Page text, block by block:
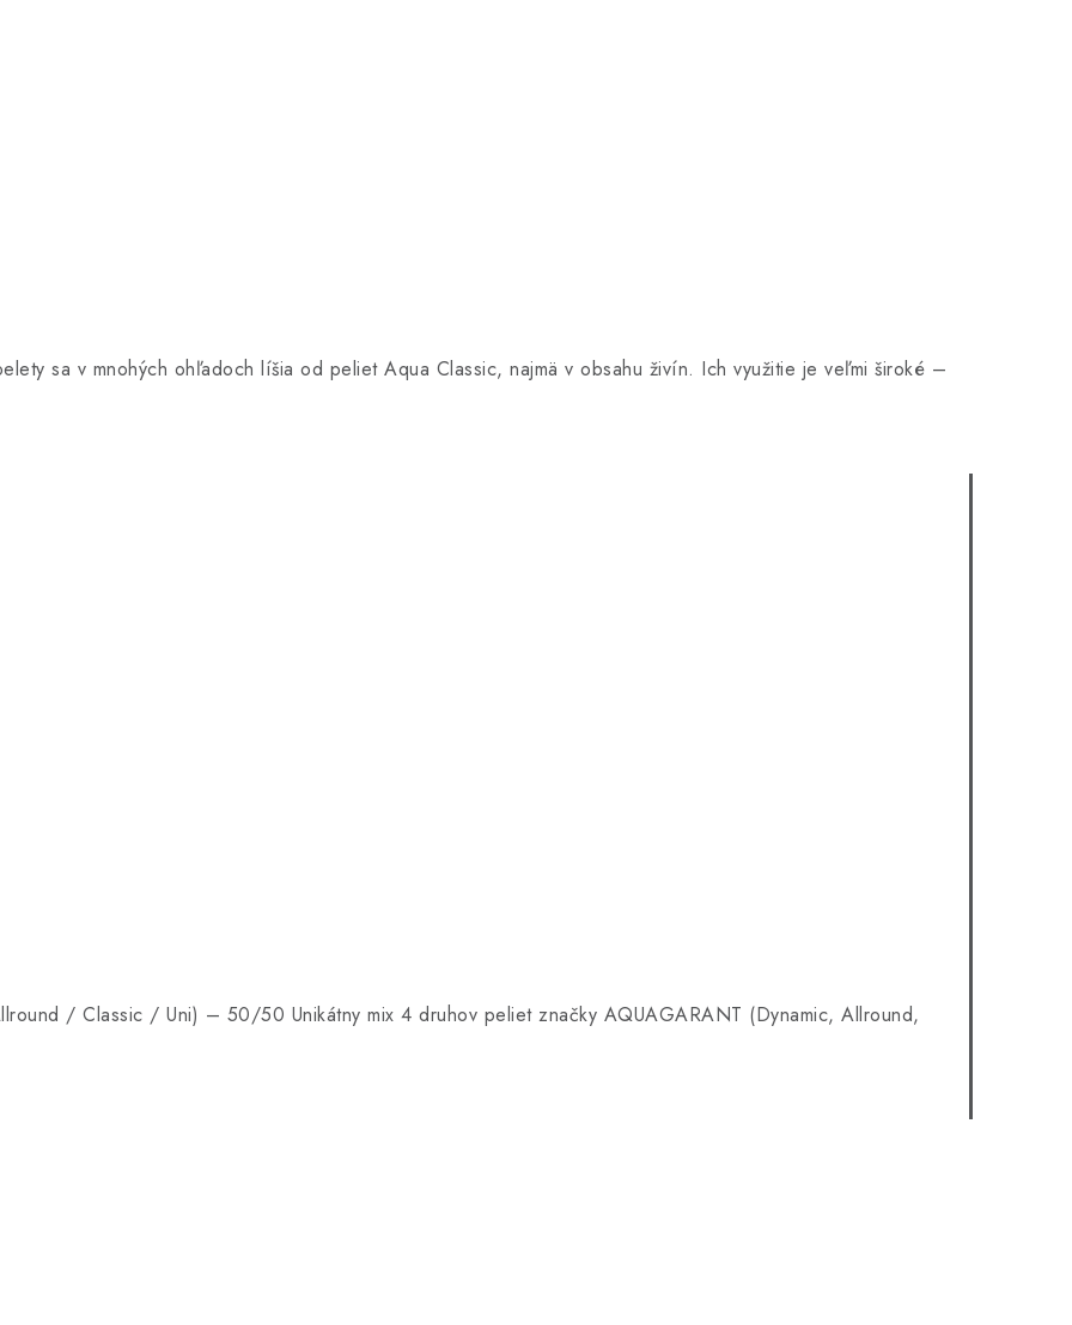
sa v mnohých ohľadoch líšia od peliet Aqua Classic, najmä v obsahu živín. Ich využitie je veľmi široké –
/ Classic / Uni) – 50/50 Unikátny mix 4 druhov peliet značky AQUAGARANT (Dynamic, Allround,